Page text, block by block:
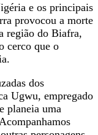
e os principais
provocou a morte
região do Biafra,
cerco que o
dos
Ugwu, empregado
planeia uma